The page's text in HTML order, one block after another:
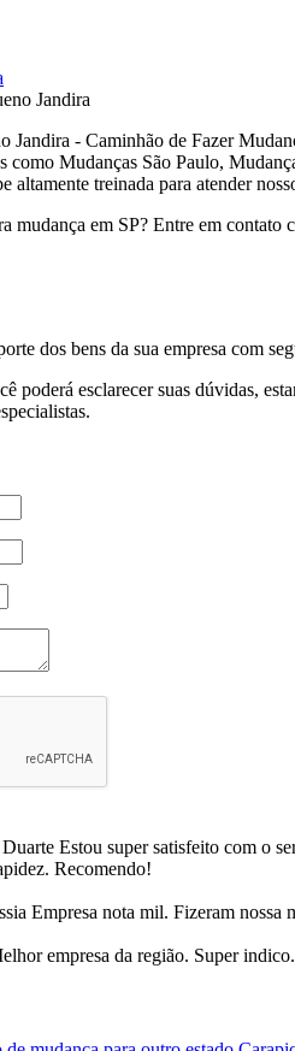
Jandira
como Mudanças São Paulo,
altamente treinada para atender
mudança em SP? Entre em
dos bens da sua empresa com
poderá esclarecer suas dúvidas,
Estou super satisfeito com o
Recomendo!
Empresa nota mil. Fizeram nossa
empresa da região. Super